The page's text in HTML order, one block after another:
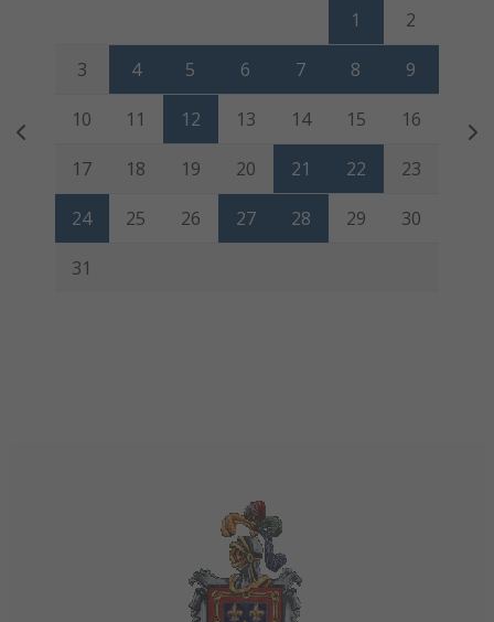
Viernes Sábado
1 2
3 4 5 6 7 8 9
10 11 12 13 14 15 16
17 18 19 20 21 22 23
24 25 26 27 28 29 30
31